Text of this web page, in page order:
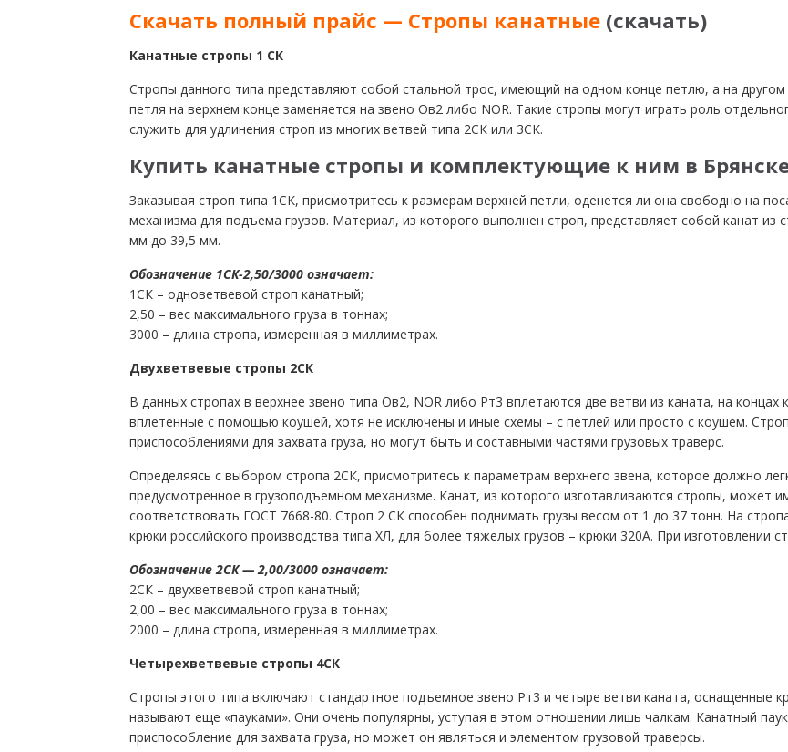
Скачать полный прайс — Стропы канатные(скачать)
Канатные стропы 1 СК
Стропы данного типа представляют собой стальной трос, имеющий на одном конце петлю, а на
петля на верхнем конце заменяется на звено Ов2 либо NOR. Такие стропы могут играть роль
служить для удлинения строп из многих ветвей типа 2СК или 3СК.
Купить канатные стропы и комплектующие к ним в
Заказывая строп типа 1СК, присмотритесь к размерам верхней петли, оденется ли она свободно на
механизма для подъема грузов. Материал, из которого выполнен строп, представляет собой канат
мм до 39,5 мм.
Обозначение 1СК-2,50/3000 означает:
1СК – одноветвевой строп канатный;
2,50 – вес максимального груза в тоннах;
3000 – длина стропа, измеренная в миллиметрах.
Двухветвевые стропы 2СК
В данных стропах в верхнее звено типа Ов2, NOR либо Рт3 вплетаются две ветви из каната, на
вплетенные с помощью коушей, хотя не исключены и иные схемы – с петлей или просто с коушем.
приспособлениями для захвата груза, но могут быть и составными частями грузовых траверс.
Определяясь с выбором стропа 2СК, присмотритесь к параметрам верхнего звена, которое должно
предусмотренное в грузоподъемном механизме. Канат, из которого изготавливаются стропы, может
соответствовать ГОСТ 7668-80. Строп 2 СК способен поднимать грузы весом от 1 до 37 тонн. На
крюки российского производства типа ХЛ, для более тяжелых грузов – крюки 320А. При изготовлении
Обозначение 2СК — 2,00/3000 означает:
2СК – двухветвевой строп канатный;
2,00 – вес максимального груза в тоннах;
2000 – длина стропа, измеренная в миллиметрах.
Четырехветвевые стропы 4СК
Стропы этого типа включают стандартное подъемное звено Рт3 и четыре ветви каната, оснащенные
называют еще «пауками». Они очень популярны, уступая в этом отношении лишь чалкам. Канатный
приспособление для захвата груза, но может он являться и элементом грузовой траверсы.